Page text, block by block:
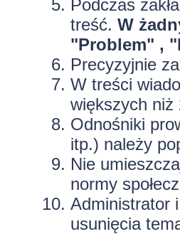
Podczas
treść. W
"Problem" ,
Precyzyjnie
W treści
większych niż
Odnośniki
itp.) należy
Nie
normy
Administrator
usunięcia